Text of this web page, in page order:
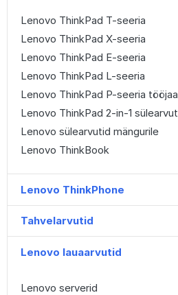
Lenovo ThinkPad T-seeria
Lenovo ThinkPad X-seeria
Lenovo ThinkPad E-seeria
Lenovo ThinkPad L-seeria
Lenovo ThinkPad P-seeria
Lenovo ThinkPad 2-in-1
Lenovo sülearvutid mängurile
Lenovo ThinkBook
Lenovo ThinkPhone
Tahvelarvutid
Lenovo lauaarvutid
Lenovo serverid